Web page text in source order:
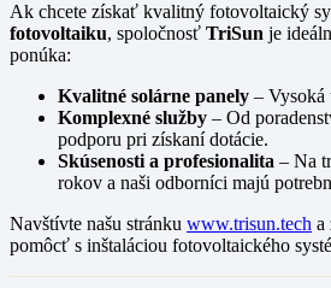
Ak chcete získať kvalitný fotovoltaický
fotovoltaiku, spoločnosť TriSun je
ponúka:
Kvalitné solárne panely – Vysoká
Komplexné služby – Od
podporu pri získaní dotácie.
Skúsenosti a profesionalita – Na
rokov a naši odborníci majú
Navštívte našu stránku www.trisun.tech a
pomôcť s inštaláciou fotovoltaického